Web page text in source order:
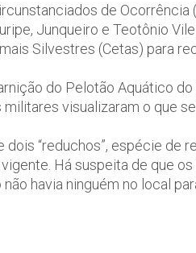
de Ocorrência
Junqueiro e Teotônio
Silvestres (Cetas) para
do Pelotão Aquático do
visualizaram o que
“reduchos”, espécie de
Há suspeita de que
havia ninguém no local